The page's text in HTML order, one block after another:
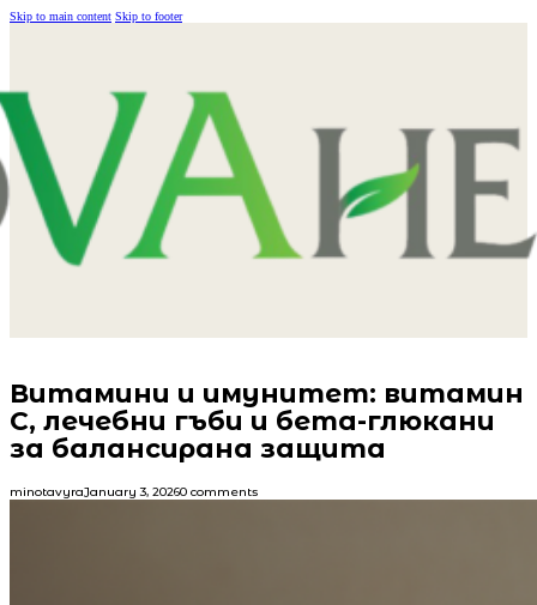
Skip to main content Skip to footer
Витамини и имунитет: витамин
C, лечебни гъби и бета-глюкани
за балансирана защита
minotavyraJanuary 3, 20260 comments